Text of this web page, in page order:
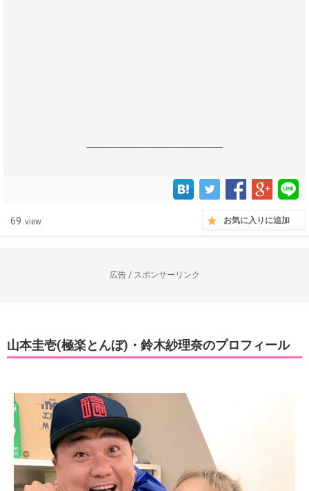
------------------------------------------------------------------
69 view お気に入りに追加
広告 / スポンサーリンク
山本圭壱(極楽とんぼ)・鈴木紗理奈のプロフィール